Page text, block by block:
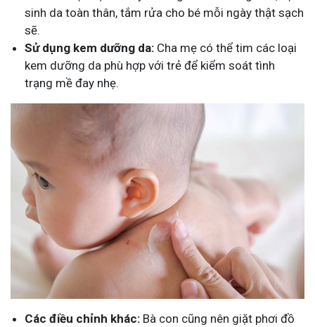
sinh da toàn thân, tắm rửa cho bé mỗi ngày thật sạch
sẽ.
Sử dụng kem dưỡng da: Cha mẹ có thể tim các loại
kem dưỡng da phù hợp với trẻ để kiểm soát tình
trạng mề đay nhẹ.
Các điều chỉnh khác: Bà con cũng nên giặt phơi đồ